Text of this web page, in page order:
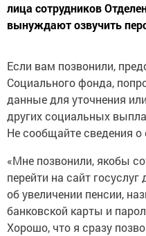
лица сотрудников
вынуждают озвучить
Если вам позвонили,
Социального фонда,
данные для уточнения
других социальных
Не сообщайте сведения
«Мне позвонили, якобы
перейти на сайт
об увеличении пенсии,
банковской карты и
Хорошо, что я сразу